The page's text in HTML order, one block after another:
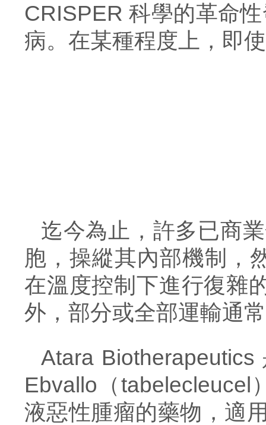
CRISPER 科學的革命
病。在某種程度上，即
迄今為止，許多已商
胞，操縱其內部機制，
在溫度控制下進行復雜
外，部分或全部運輸通
Atara
Ebvallo（tabelecleucel
液惡性腫瘤的藥物，適